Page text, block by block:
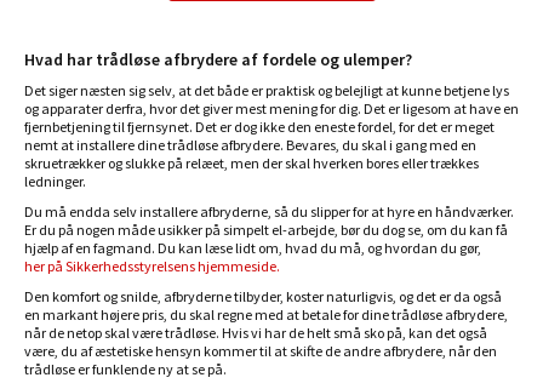
Hvad har trådløse afbrydere af fordele og ulemper?
Det siger næsten sig selv, at det både er praktisk og belejligt at kunne betjene lys
og apparater derfra, hvor det giver mest mening for dig. Det er ligesom at have en
fjernbetjening til fjernsynet. Det er dog ikke den eneste fordel, for det er meget
nemt at installere dine trådløse afbrydere. Bevares, du skal i gang med en
skruetrækker og slukke på relæet, men der skal hverken bores eller trækkes
ledninger.
Du må endda selv installere afbryderne, så du slipper for at hyre en håndværker.
Er du på nogen måde usikker på simpelt el-arbejde, bør du dog se, om du kan få
hjælp af en fagmand. Du kan læse lidt om, hvad du må, og hvordan du gør,
her på Sikkerhedsstyrelsens hjemmeside.
Den komfort og snilde, afbryderne tilbyder, koster naturligvis, og det er da også
en markant højere pris, du skal regne med at betale for dine trådløse afbrydere,
når de netop skal være trådløse. Hvis vi har de helt små sko på, kan det også
være, du af æstetiske hensyn kommer til at skifte de andre afbrydere, når den
trådløse er funklende ny at se på.